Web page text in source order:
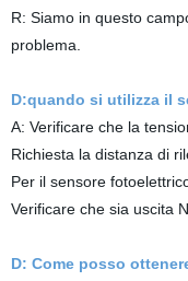
R: Siamo in questo
problema.
D:quando si utilizza il
A: Verificare che la
Richiesta la distanza di
Per il sensore
Verificare che sia uscita
D: Come posso